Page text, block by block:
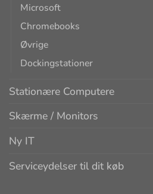
Microsoft
Chromebooks
Øvrige
Dockingstationer
Stationære Computere
Skærme / Monitors
Ny IT
Serviceydelser til dit køb